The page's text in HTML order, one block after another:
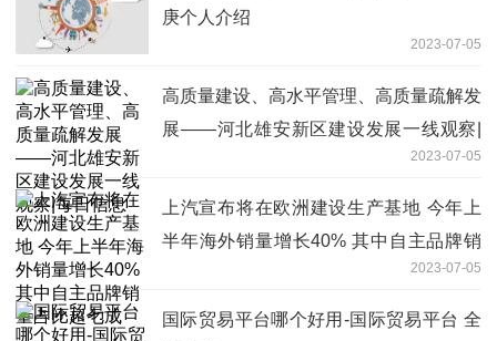
庚个人介绍
2023-07-05
高质量建设、高水平管理、高质量疏解发
展——河北雄安新区建设发展一线观察|
2023-07-05
上汽宣布将在欧洲建设生产基地 今年上
半年海外销量增长40% 其中自主品牌销
2023-07-05
国际贸易平台哪个好用-国际贸易平台 全